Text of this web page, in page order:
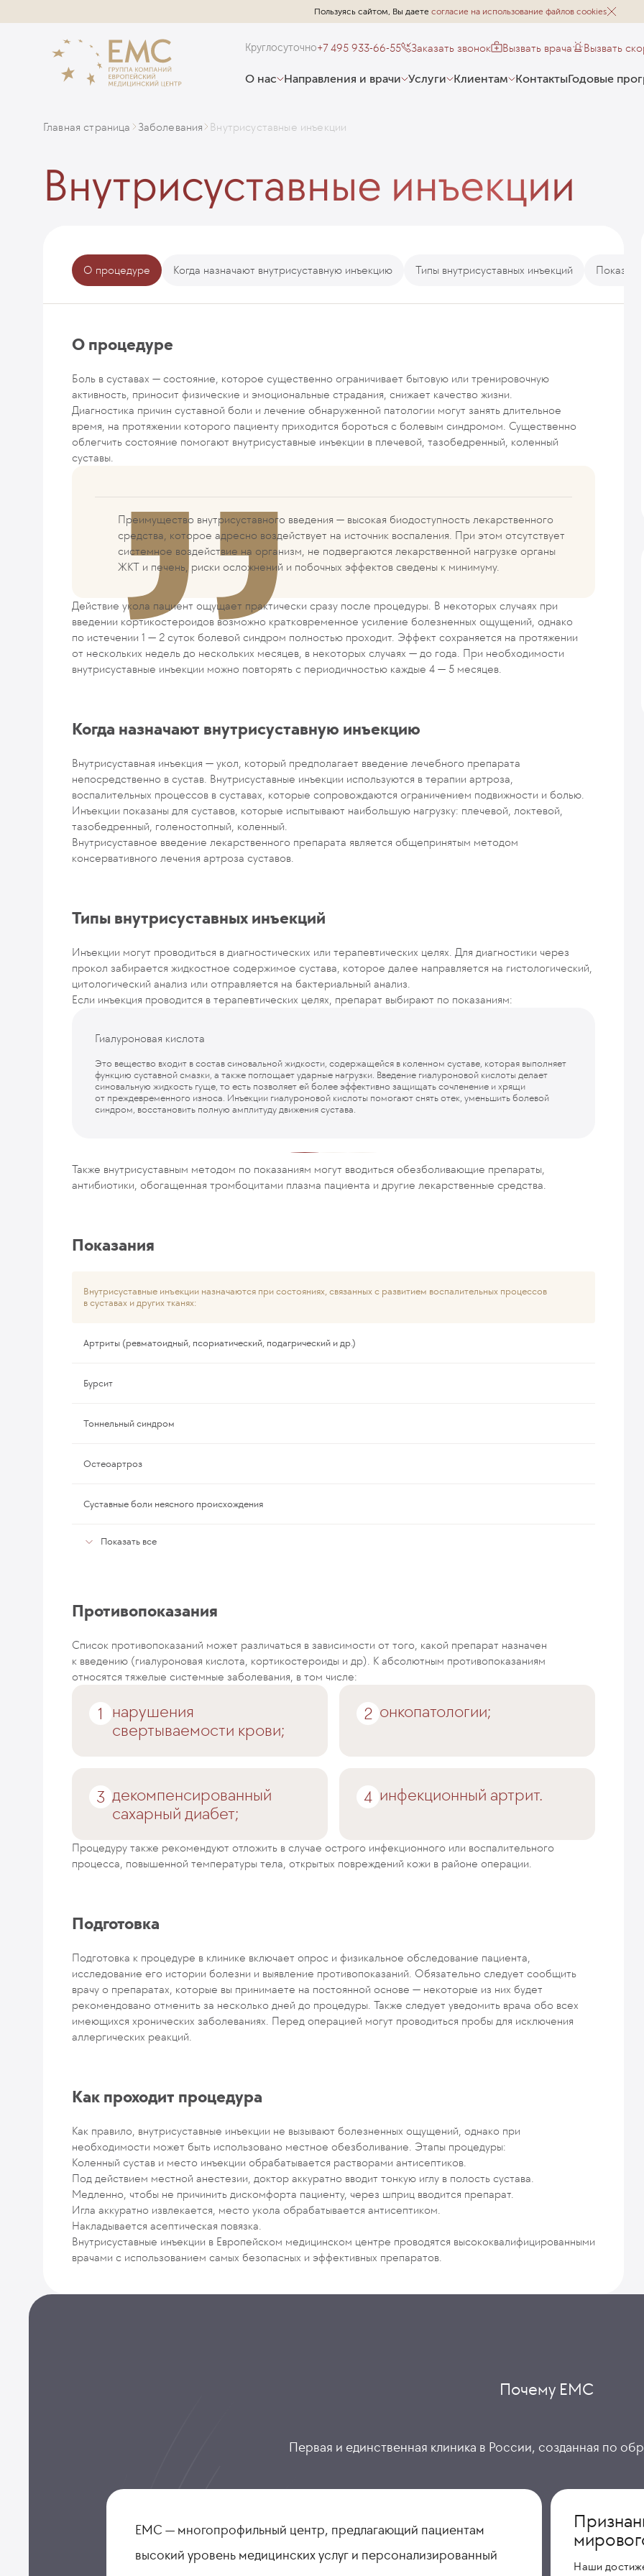
Пользуясь сайтом, Вы даете согласие на использование файлов cookies
Круглосуточно+7 495 933-66-55 Заказать звонок Вызвать врача Вызвать
О нас Направления и врачи Услуги Клиентам КонтактыГодовые
Главная страница Заболевания Внутрисуставные инъекции
Внутрисуставные инъекции
О процедуре Когда назначают внутрисуставную инъекцию Типы внутрисуставных инъекций Показания
О процедуре
Боль в суставах — состояние, которое существенно ограничивает бытовую или тренировочную
активность, приносит физические и эмоциональные страдания, снижает качество жизни.
Диагностика причин суставной боли и лечение обнаруженной патологии могут занять длительное
время, на протяжении которого пациенту приходится бороться с болевым синдромом. Существенно
облегчить состояние помогают внутрисуставные инъекции в плечевой, тазобедренный, коленный
суставы.
Преимущество внутрисуставного введения — высокая биодоступность лекарственного
средства, которое адресно воздействует на источник воспаления. При этом отсутствует
системное воздействие на организм, не подвергаются лекарственной нагрузке органы
ЖКТ и печень, риски осложнений и побочных эффектов сведены к минимуму.
Действие укола пациент ощущает практически сразу после процедуры. В некоторых случаях при
введении кортикостероидов возможно кратковременное усиление болезненных ощущений, однако
по истечении 1 — 2 суток болевой синдром полностью проходит. Эффект сохраняется на протяжении
от нескольких недель до нескольких месяцев, в некоторых случаях — до года. При необходимости
внутрисуставные инъекции можно повторять с периодичностью каждые 4 — 5 месяцев.
Когда назначают внутрисуставную инъекцию
Внутрисуставная инъекция — укол, который предполагает введение лечебного препарата
непосредственно в сустав. Внутрисуставные инъекции используются в терапии артроза,
воспалительных процессов в суставах, которые сопровождаются ограничением подвижности и болью.
Инъекции показаны для суставов, которые испытывают наибольшую нагрузку: плечевой, локтевой,
тазобедренный, голеностопный, коленный.
Внутрисуставное введение лекарственного препарата является общепринятым методом
консервативного лечения артроза суставов.
Типы внутрисуставных инъекций
Инъекции могут проводиться в диагностических или терапевтических целях. Для диагностики через
прокол забирается жидкостное содержимое сустава, которое далее направляется на гистологический,
цитологический анализ или отправляется на бактериальный анализ.
Если инъекция проводится в терапевтических целях, препарат выбирают по показаниям:
Гиалуроновая кислота
Это вещество входит в состав синовальной жидкости, содержащейся в коленном суставе, которая выполняет
функцию суставной смазки, а также поглощает ударные нагрузки. Введение гиалуроновой кислоты делает
синовальную жидкость гуще, то есть позволяет ей более эффективно защищать сочленение и хрящи
от преждевременного износа. Инъекции гиалуроновой кислоты помогают снять отек, уменьшить болевой
синдром, восстановить полную амплитуду движения сустава.
Также внутрисуставным методом по показаниям могут вводиться обезболивающие препараты,
антибиотики, обогащенная тромбоцитами плазма пациента и другие лекарственные средства.
Показания
Внутрисуставные инъекции назначаются при состояниях, связанных с развитием воспалительных процессов
в суставах и других тканях:
Артриты (ревматоидный, псориатический, подагрический и др.)
Бурсит
Тоннельный синдром
Остеоартроз
Суставные боли неясного происхождения
Показать все
Противопоказания
Список противопоказаний может различаться в зависимости от того, какой препарат назначен
к введению (гиалуроновая кислота, кортикостероиды и др). К абсолютным противопоказаниям
относятся тяжелые системные заболевания, в том числе:
нарушения
свертываемости крови;
онкопатологии;
декомпенсированный
сахарный диабет;
инфекционный артрит.
Процедуру также рекомендуют отложить в случае острого инфекционного или воспалительного
процесса, повышенной температуры тела, открытых повреждений кожи в районе операции.
Подготовка
Подготовка к процедуре в клинике включает опрос и физикальное обследование пациента,
исследование его истории болезни и выявление противопоказаний. Обязательно следует сообщить
врачу о препаратах, которые вы принимаете на постоянной основе — некоторые из них будет
рекомендовано отменить за несколько дней до процедуры. Также следует уведомить врача обо всех
имеющихся хронических заболеваниях. Перед операцией могут проводиться пробы для исключения
аллергических реакций.
Как проходит процедура
Как правило, внутрисуставные инъекции не вызывают болезненных ощущений, однако при
необходимости может быть использовано местное обезболивание. Этапы процедуры:
Коленный сустав и место инъекции обрабатывается растворами антисептиков.
Под действием местной анестезии, доктор аккуратно вводит тонкую иглу в полость сустава.
Медленно, чтобы не причинить дискомфорта пациенту, через шприц вводится препарат.
Игла аккуратно извлекается, место укола обрабатывается антисептиком.
Накладывается асептическая повязка.
Внутрисуставные инъекции в Европейском медицинском центре проводятся высококвалифицированными
врачами с использованием самых безопасных и эффективных препаратов.
Почему ЕМС
Первая и единственная клиника в России, созданная по
ЕМС — многопрофильный центр, предлагающий пациентам
высокий уровень медицинских услуг и персонализированный
Наши